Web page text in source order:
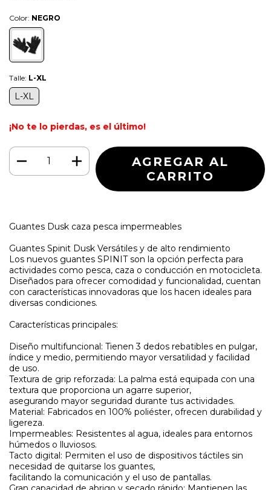
Color: NEGRO
Talle: L-XL
L-XL
¡No te lo pierdas, es el último!
Guantes Dusk caza pesca impermeables
Guantes Spinit Dusk Versátiles y de alto rendimiento
Los nuevos guantes SPINIT son la opción perfecta para
actividades como pesca, caza o conducción en motocicleta.
Diseñados para ofrecer comodidad y funcionalidad, cuentan
con características innovadoras que los hacen ideales para
diversas condiciones.
Características principales:
Diseño multifuncional: Tienen 3 dedos rebatibles en pulgar,
índice y medio, permitiendo mayor versatilidad y facilidad
de uso.
Textura de grip reforzada: La palma está equipada con una
textura que proporciona un agarre superior,
asegurando mayor seguridad durante tus actividades.
Material: Fabricados en 100% poliéster, ofrecen durabilidad y
ligereza.
Impermeables: Resistentes al agua, ideales para entornos
húmedos o lluviosos.
Tacto digital: Permiten el uso de dispositivos táctiles sin
necesidad de quitarse los guantes,
facilitando la comunicación y el uso de pantallas.